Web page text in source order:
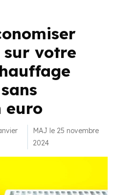
sur votre
euro
MAJ le 25 novembre
2024